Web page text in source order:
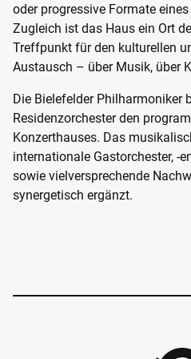
oder progressive Formate
Zugleich ist das Haus ein Ort
Treffpunkt für den kulturellen
Austausch – über Musik, über
Die Bielefelder Philharmoniker
Residenzorchester den
Konzerthauses. Das
internationale Gastorchester, -
sowie vielversprechende
synergetisch ergänzt.